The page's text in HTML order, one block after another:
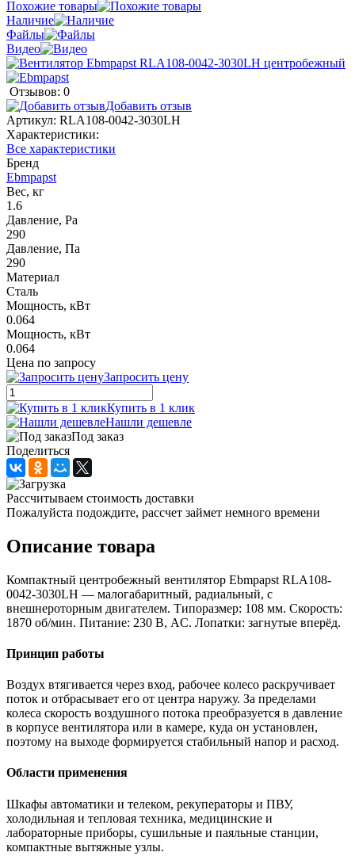
Похожие товары
Наличие
Файлы
Видео
Отзывов: 0
Добавить отзыв
Артикул: RLA108-0042-3030LH
Характеристики:
Все характеристики
Бренд
Ebmpapst
Вес, кг
1.6
Давление, Pa
290
Давление, Па
290
Материал
Сталь
Мощность, кВт
0.064
Мощность, кВт
0.064
Цена по запросу
Запросить цену
Купить в 1 клик
Нашли дешевле
Под заказ
Поделиться
Рассчитываем стоимость доставки
Пожалуйста подождите, рассчет займет немного времени
Описание товара
Компактный центробежный вентилятор Ebmpapst RLA108-
0042-3030LH — малогабаритный, радиальный, с
внешнероторным двигателем. Типоразмер: 108 мм. Скорость:
1870 об/мин. Питание: 230 В, AC. Лопатки: загнутые вперёд.
Принцип работы
Воздух втягивается через вход, рабочее колесо раскручивает
поток и отбрасывает его от центра наружу. За пределами
колеса скорость воздушного потока преобразуется в давление
в корпусе вентилятора или в камере, куда он установлен,
поэтому на выходе формируется стабильный напор и расход.
Области применения
Шкафы автоматики и телеком, рекуператоры и ПВУ,
холодильная и тепловая техника, медицинские и
лабораторные приборы, сушильные и паяльные станции,
компактные вытяжные узлы.